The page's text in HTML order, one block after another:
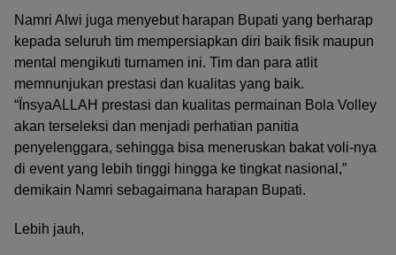
Namri Alwi juga menyebut harapan Bupati yang berharap
kepada seluruh tim mempersiapkan diri baik fisik maupun
mental mengikuti turnamen ini. Tim dan para atlit
memnunjukan prestasi dan kualitas yang baik.
“ÏnsyaALLAH prestasi dan kualitas permainan Bola Volley
akan terseleksi dan menjadi perhatian panitia
penyelenggara, sehingga bisa meneruskan bakat voli-nya
di event yang lebih tinggi hingga ke tingkat nasional,”
demikain Namri sebagaimana harapan Bupati.
Lebih jauh,